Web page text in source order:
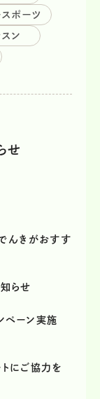
ポーツ
スン
せ
んきがおすす
らせ
ペーン実施
にご協力を